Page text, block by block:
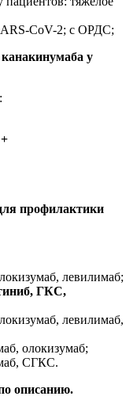
CoV-2; с ОРДС;
у
профилактики
левилимаб;
ГКС,
левилимаб,
олокизумаб;
СГКС.
описанию.